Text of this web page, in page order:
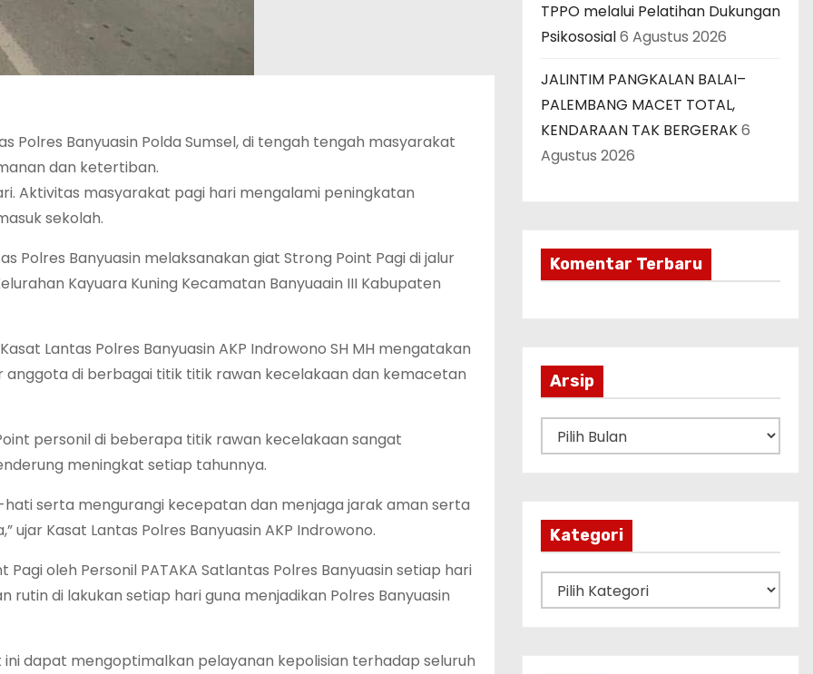
Polres Banyuasin Polda Sumsel, di tengah tengah masyarakat
dan ketertiban.
Aktivitas masyarakat pagi hari mengalami peningkatan
sekolah.
Polres Banyuasin melaksanakan giat Strong Point Pagi di jalur
Kayuara Kuning Kecamatan Banyuaain III Kabupaten
Lantas Polres Banyuasin AKP Indrowono SH MH mengatakan
anggota di berbagai titik titik rawan kecelakaan dan kemacetan
personil di beberapa titik rawan kecelakaan sangat
meningkat setiap tahunnya.
serta mengurangi kecepatan dan menjaga jarak aman serta
Kasat Lantas Polres Banyuasin AKP Indrowono.
oleh Personil PATAKA Satlantas Polres Banyuasin setiap hari
di lakukan setiap hari guna menjadikan Polres Banyuasin
dapat mengoptimalkan pelayanan kepolisian terhadap seluruh
TPPO melalui Pelatihan Dukungan
Psikososial6 Agustus 2026
JALINTIM PANGKALAN BALAI–
PALEMBANG MACET TOTAL,
KENDARAAN TAK BERGERAK6
Agustus 2026
Komentar Terbaru
Arsip
r
Kategori
a